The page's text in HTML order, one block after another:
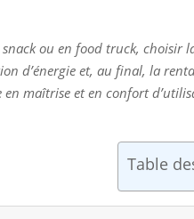
ou en food truck, choisir
d’énergie et, au final, la
maîtrise et en confort
Table